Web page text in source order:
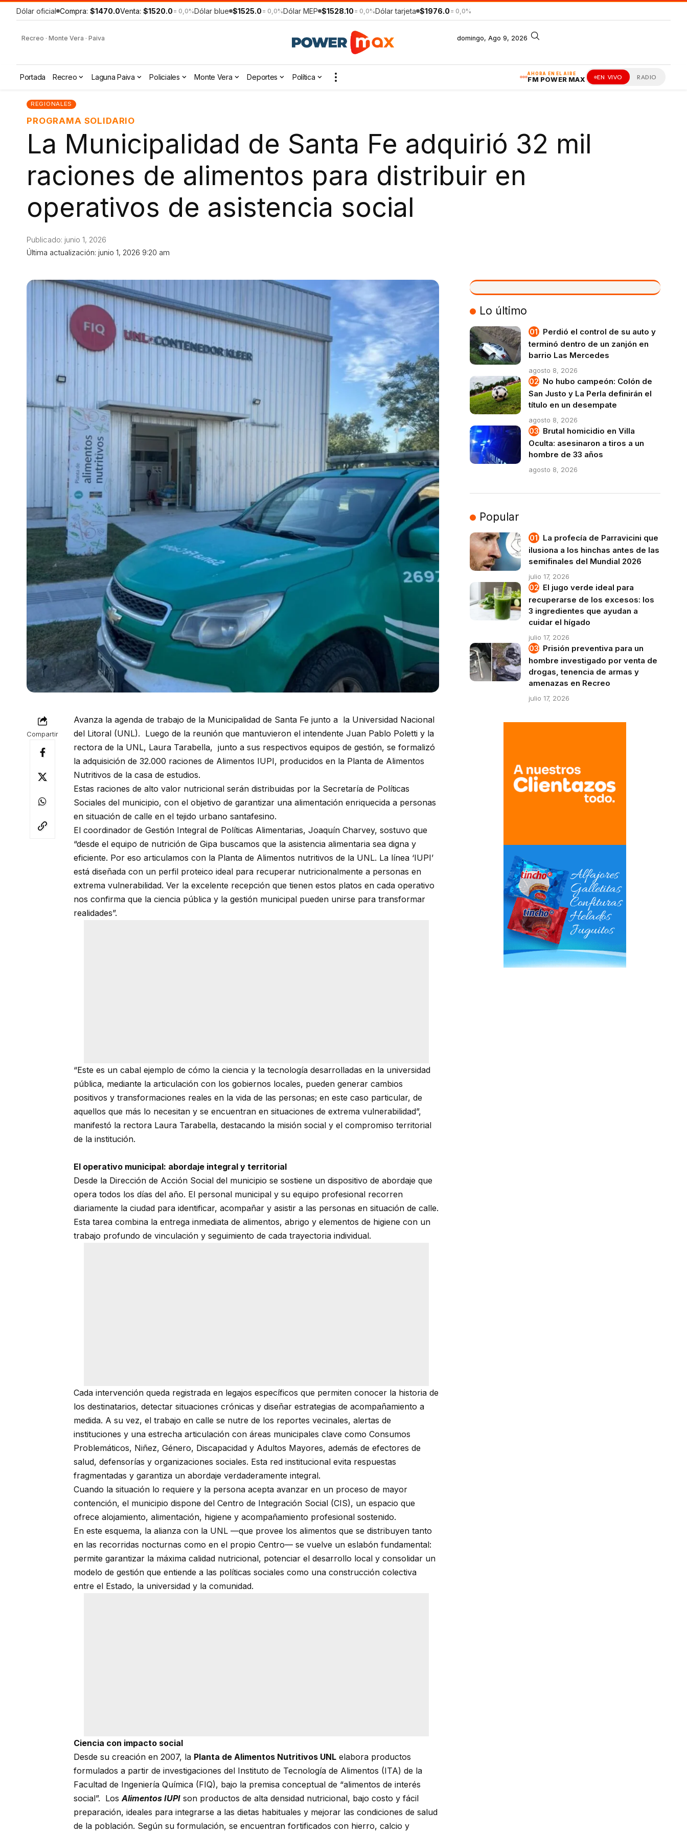
Dólar oficial Compra: $1470.0Venta: $1520.0 = 0,0%Dólar blue $1525.0 = 0,0%Dólar MEP $1528.10 = 0,0%Dólar tarjeta $1976.0 = 0,0%
Recreo · Monte Vera · Paiva domingo, Ago 9, 2026
AHORA EN EL AIRE
FM POWER MAX EN VIVO RADIO
Portada Recreo Laguna Paiva Policiales Monte Vera Deportes Política
REGIONALES
PROGRAMA SOLIDARIO
La Municipalidad de Santa Fe adquirió 32 mil
raciones de alimentos para distribuir en
operativos de asistencia social
Última actualización: junio 1, 2026 9:20 am
Publicado: junio 1, 2026
Compartir
Avanza la agenda de trabajo de la Municipalidad de Santa Fe junto a la Universidad Nacional
del Litoral (UNL). Luego de la reunión que mantuvieron el intendente Juan Pablo Poletti y la
rectora de la UNL, Laura Tarabella, junto a sus respectivos equipos de gestión, se formalizó
la adquisición de 32.000 raciones de Alimentos IUPI, producidos en la Planta de Alimentos
Nutritivos de la casa de estudios.
Estas raciones de alto valor nutricional serán distribuidas por la Secretaría de Políticas
Sociales del municipio, con el objetivo de garantizar una alimentación enriquecida a personas
en situación de calle en el tejido urbano santafesino.
El coordinador de Gestión Integral de Políticas Alimentarias, Joaquín Charvey, sostuvo que
“desde el equipo de nutrición de Gipa buscamos que la asistencia alimentaria sea digna y
eficiente. Por eso articulamos con la Planta de Alimentos nutritivos de la UNL. La línea ‘IUPI’
está diseñada con un perfil proteico ideal para recuperar nutricionalmente a personas en
extrema vulnerabilidad. Ver la excelente recepción que tienen estos platos en cada operativo
nos confirma que la ciencia pública y la gestión municipal pueden unirse para transformar
realidades”.
“Este es un cabal ejemplo de cómo la ciencia y la tecnología desarrolladas en la universidad
pública, mediante la articulación con los gobiernos locales, pueden generar cambios
positivos y transformaciones reales en la vida de las personas; en este caso particular, de
aquellos que más lo necesitan y se encuentran en situaciones de extrema vulnerabilidad”,
manifestó la rectora Laura Tarabella, destacando la misión social y el compromiso territorial
de la institución.
El operativo municipal: abordaje integral y territorial
Desde la Dirección de Acción Social del municipio se sostiene un dispositivo de abordaje que
opera todos los días del año. El personal municipal y su equipo profesional recorren
diariamente la ciudad para identificar, acompañar y asistir a las personas en situación de calle.
Esta tarea combina la entrega inmediata de alimentos, abrigo y elementos de higiene con un
trabajo profundo de vinculación y seguimiento de cada trayectoria individual.
Cada intervención queda registrada en legajos específicos que permiten conocer la historia de
los destinatarios, detectar situaciones crónicas y diseñar estrategias de acompañamiento a
medida. A su vez, el trabajo en calle se nutre de los reportes vecinales, alertas de
instituciones y una estrecha articulación con áreas municipales clave como Consumos
Problemáticos, Niñez, Género, Discapacidad y Adultos Mayores, además de efectores de
salud, defensorías y organizaciones sociales. Esta red institucional evita respuestas
fragmentadas y garantiza un abordaje verdaderamente integral.
Cuando la situación lo requiere y la persona acepta avanzar en un proceso de mayor
contención, el municipio dispone del Centro de Integración Social (CIS), un espacio que
ofrece alojamiento, alimentación, higiene y acompañamiento profesional sostenido.
En este esquema, la alianza con la UNL —que provee los alimentos que se distribuyen tanto
en las recorridas nocturnas como en el propio Centro— se vuelve un eslabón fundamental:
permite garantizar la máxima calidad nutricional, potenciar el desarrollo local y consolidar un
modelo de gestión que entiende a las políticas sociales como una construcción colectiva
entre el Estado, la universidad y la comunidad.
Ciencia con impacto social
Desde su creación en 2007, la Planta de Alimentos Nutritivos UNL elabora productos
formulados a partir de investigaciones del Instituto de Tecnología de Alimentos (ITA) de la
Facultad de Ingeniería Química (FIQ), bajo la premisa conceptual de “alimentos de interés
social”. LosAlimentos IUPI son productos de alta densidad nutricional, bajo costo y fácil
preparación, ideales para integrarse a las dietas habituales y mejorar las condiciones de salud
de la población. Según su formulación, se encuentran fortificados con hierro, calcio y
VIVO
Lo último
Perdió el control de su auto y
terminó dentro de un zanjón en
barrio Las Mercedes
agosto 8, 2026
No hubo campeón: Colón de
San Justo y La Perla definirán el
título en un desempate
agosto 8, 2026
Brutal homicidio en Villa
Oculta: asesinaron a tiros a un
hombre de 33 años
agosto 8, 2026
Popular
La profecía de Parravicini que
ilusiona a los hinchas antes de las
semifinales del Mundial 2026
julio 17, 2026
El jugo verde ideal para
recuperarse de los excesos: los
3 ingredientes que ayudan a
cuidar el hígado
julio 17, 2026
Prisión preventiva para un
hombre investigado por venta de
drogas, tenencia de armas y
amenazas en Recreo
julio 17, 2026